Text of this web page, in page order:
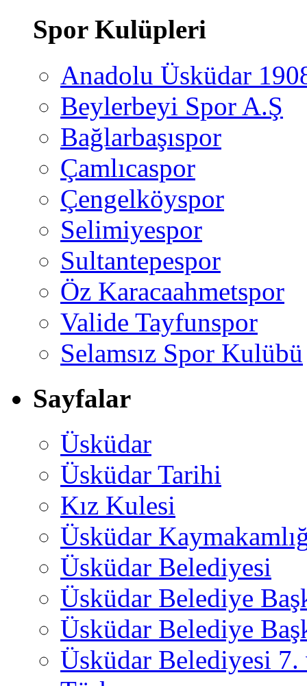
Spor Kulüpleri
Anadolu Üsküdar
Beylerbeyi Spor A.Ş
Bağlarbaşıspor
Çamlıcaspor
Çengelköyspor
Selimiyespor
Sultantepespor
Öz Karacaahmetspor
Valide Tayfunspor
Selamsız Spor Kulübü
Sayfalar
Üsküdar
Üsküdar Tarihi
Kız Kulesi
Üsküdar
Üsküdar Belediyesi
Üsküdar Belediye
Üsküdar Belediye
Üsküdar Belediyesi